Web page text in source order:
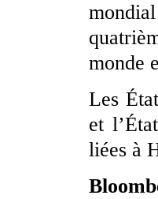
monde
Les
et
liées à